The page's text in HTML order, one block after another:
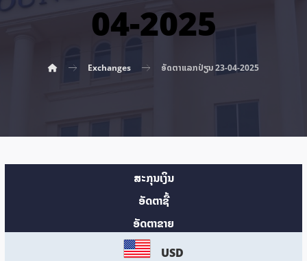
04-2025
Exchanges ອັດ​ຕາ​ແລກ​ປ່ຽນ 23-04-2025
ສະກຸນເງິນ
ອັດຕາຊື້
ອັດຕາຂາຍ
USD